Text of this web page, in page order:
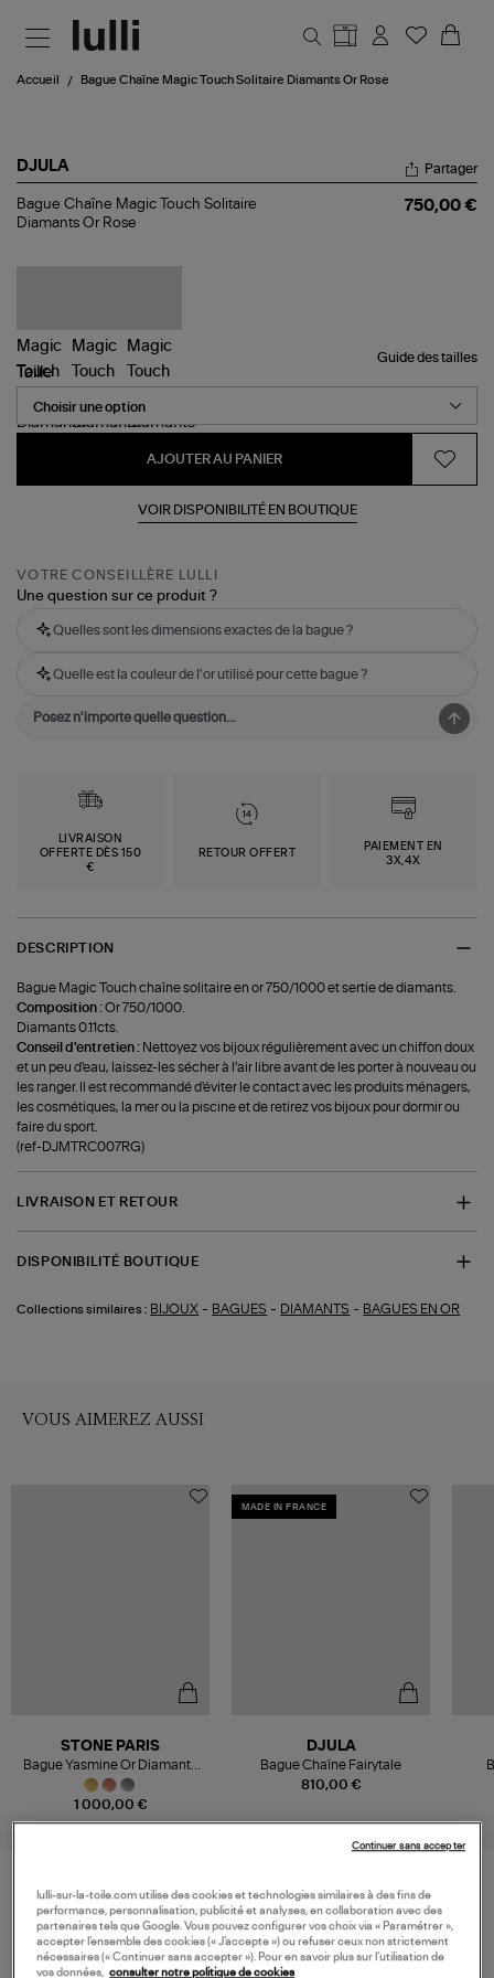
Accueil Bague Chaîne Magic Touch Solitaire Diamants Or Rose
DJULA
Bague
Chaîne
Partager
Bague Chaîne Magic Touch Solitaire
Diamants Or Rose
750,00 €
Guide des tailles
Taille
AJOUTER AU PANIER
VOIR DISPONIBILITÉ EN BOUTIQUE
VOTRE CONSEILLÈRE LULLI
Une question sur ce produit ?
Quelles sont les dimensions exactes de la bague ?
Quelle est la couleur de l'or utilisé pour cette bague ?
LIVRAISON
OFFERTE DÈS 150
€
RETOUR OFFERT
PAIEMENT EN
3X,4X
DESCRIPTION
Bague Magic Touch chaîne solitaire en or 750/1000 et sertie de diamants.
Composition :Or 750/1000.
Diamants 0.11cts.
Conseil d'entretien : Nettoyez vos bijoux régulièrement avec un chiffon doux
et un peu d'eau, laissez-les sécher à l'air libre avant de les porter à nouveau ou
les ranger. Il est recommandé d'éviter le contact avec les produits ménagers,
les cosmétiques, la mer ou la piscine et de retirez vos bijoux pour dormir ou
faire du sport.
(ref-DJMTRC007RG)
LIVRAISON ET RETOUR
DISPONIBILITÉ BOUTIQUE
Collections similaires : BIJOUX - BAGUES - DIAMANTS - BAGUES EN OR
VOUS AIMEREZ AUSSI
1 000,00 €
STONE PARIS
Bague Yasmine Or Diamants
Blancs
MADE IN FRANCE
810,00 €
DJULA
Bague Chaîne Fairytale
VOS DERNIERS PRODUITS VUS
lulli-sur-la-toile.com utilise des cookies et technologies similaires à des fins de
performance, personnalisation, publicité et analyses, en collaboration avec des
partenaires tels que Google. Vous pouvez configurer vos choix via « Paramétrer »,
accepter l’ensemble des cookies (« J’accepte ») ou refuser ceux non strictement
nécessaires (« Continuer sans accepter »). Pour en savoir plus sur l’utilisation de
vos données, consulter notre politique de cookies
Continuer sans accepter